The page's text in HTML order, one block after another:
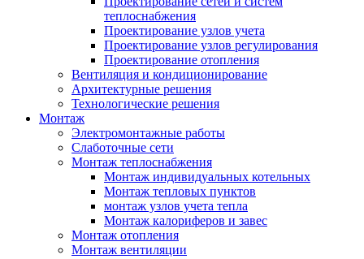
теплоснабжения
Проектирование узлов учета
Проектирование узлов регулирования
Проектирование отопления
Вентиляция и кондиционирование
Архитектурные решения
Технологические решения
Монтаж
Электромонтажные работы
Слаботочные сети
Монтаж теплоснабжения
Монтаж индивидуальных котельных
Монтаж тепловых пунктов
монтаж узлов учета тепла
Монтаж калориферов и завес
Монтаж отопления
Монтаж вентиляции